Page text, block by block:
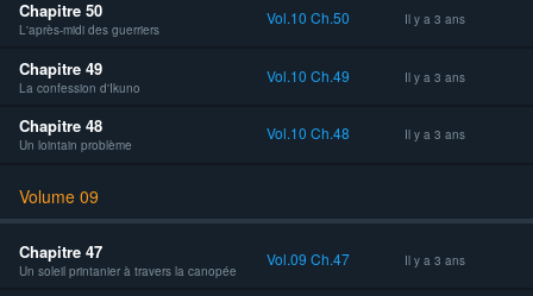
Chapitre 50
L'après-midi des guerriers
Vol.10 Ch.50 Il y a 3 ans
Chapitre 49
La confession d'Ikuno
Vol.10 Ch.49 Il y a 3 ans
Chapitre 48
Un lointain problème
Vol.10 Ch.48 Il y a 3 ans
Volume 09
Chapitre 47
Un soleil printanier à travers la canopée
Vol.09 Ch.47 Il y a 3 ans